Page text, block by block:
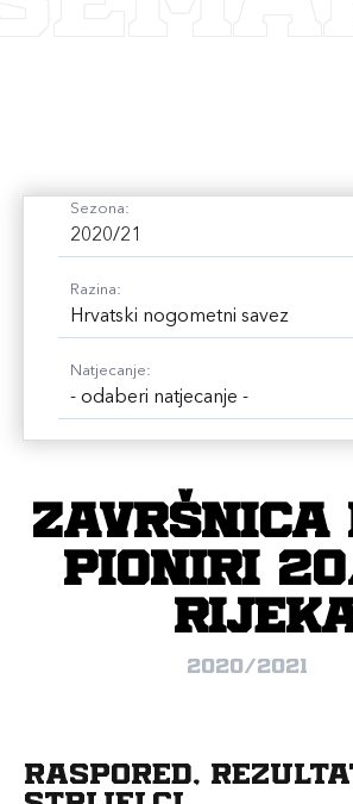
Sezona:
2020/21
Razina:
Hrvatski nogometni savez
Natjecanje:
- odaberi natjecanje -
Završnica
PIONIRI
2020/2021
Raspored,